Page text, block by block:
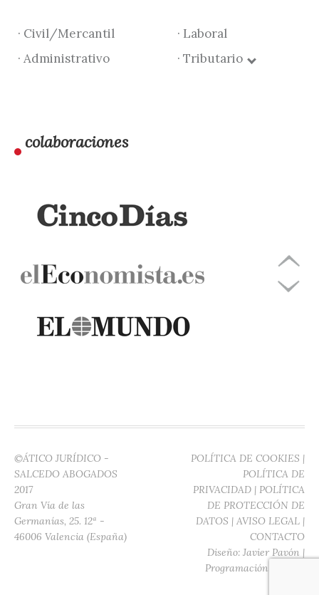
· Civil/Mercantil
· Laboral
· Administrativo
· Tributario
colaboraciones
©ÁTICO JURÍDICO -
SALCEDO ABOGADOS
2017
Gran Vía de las
Germanías, 25. 12ª -
46006 Valencia (España)
POLÍTICA DE COOKIES |
POLÍTICA DE
PRIVACIDAD | POLÍTICA
DE PROTECCIÓN DE
DATOS | AVISO LEGAL |
CONTACTO
Diseño: Javier Pavón |
Programación: